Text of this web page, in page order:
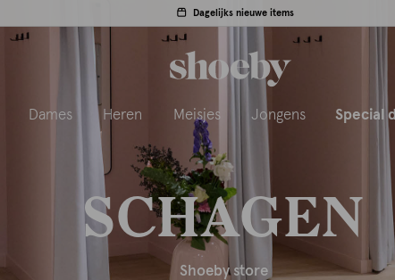
Dagelijks nieuwe items
Dames Heren Meisjes Jongens Special
SCHAGEN
Shoeby store